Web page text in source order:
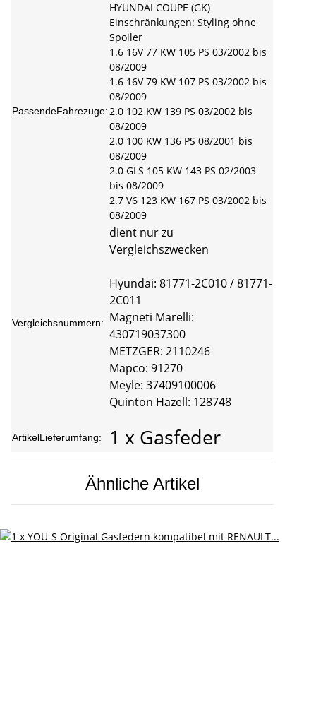
PassendeFahrezuge:
HYUNDAI COUPE (GK)
Einschränkungen: Styling ohne
Spoiler
1.6 16V 77 KW 105 PS 03/2002 bis
08/2009
1.6 16V 79 KW 107 PS 03/2002 bis
08/2009
2.0 102 KW 139 PS 03/2002 bis
08/2009
2.0 100 KW 136 PS 08/2001 bis
08/2009
2.0 GLS 105 KW 143 PS 02/2003
bis 08/2009
2.7 V6 123 KW 167 PS 03/2002 bis
08/2009
Vergleichsnummern:
dient nur zu
Vergleichszwecken
Hyundai: 81771-2C010 / 81771-
2C011
Magneti Marelli:
430719037300
METZGER: 2110246
Mapco: 91270
Meyle: 37409100006
Quinton Hazell: 128748
ArtikelLieferumfang: 1 x Gasfeder
Ähnliche Artikel